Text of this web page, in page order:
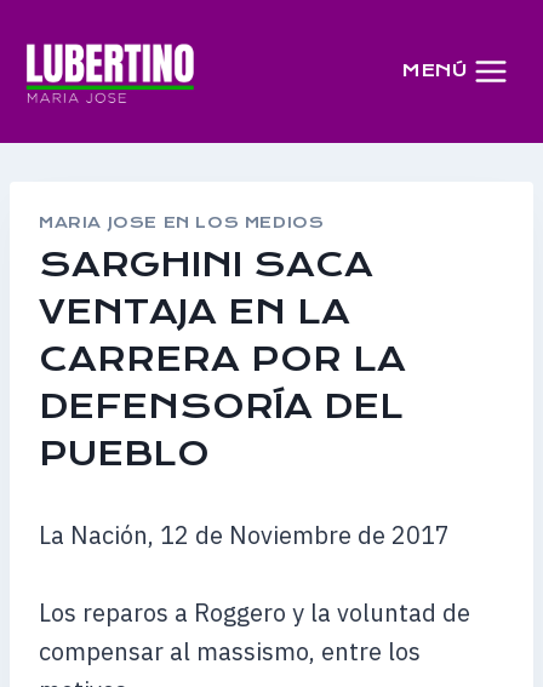
contenido
MENÚ
MARIA JOSE EN LOS MEDIOS
SARGHINI SACA
VENTAJA EN LA
CARRERA POR LA
DEFENSORÍA DEL
PUEBLO
La Nación, 12 de Noviembre de 2017
Los reparos a Roggero y la voluntad de
compensar al massismo, entre los